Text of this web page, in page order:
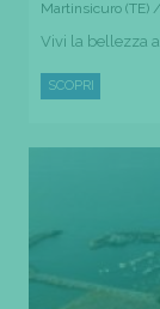
Martinsicuro (TE)
Vivi la bellezza
SCOPRI